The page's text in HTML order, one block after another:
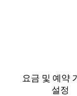
요금 및 예⁠약
설⁠정